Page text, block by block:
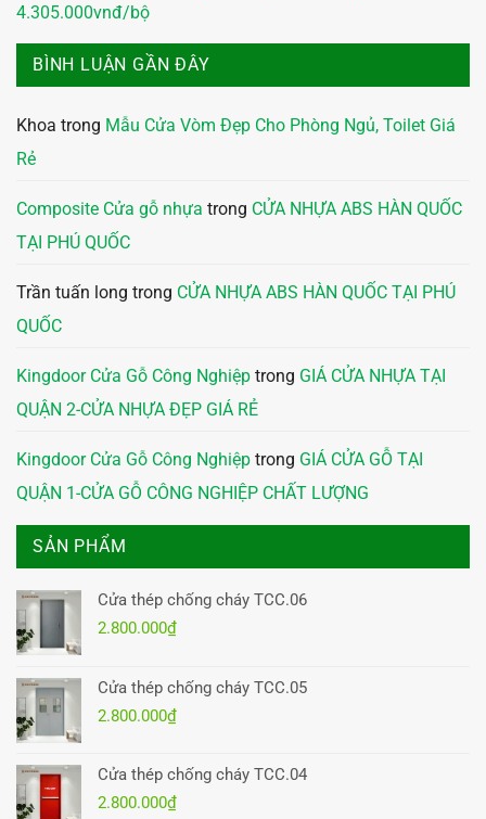
4.305.000vnđ/bộ
BÌNH LUẬN GẦN ĐÂY
Khoa trong Mẫu Cửa Vòm Đẹp Cho Phòng Ngủ, Toilet Giá
Rẻ
Composite Cửa gỗ nhựa trong CỬA NHỰA ABS HÀN QUỐC
TẠI PHÚ QUỐC
Trần tuấn long trong CỬA NHỰA ABS HÀN QUỐC TẠI PHÚ
QUỐC
Kingdoor Cửa Gỗ Công Nghiệp trong GIÁ CỬA NHỰA TẠI
QUẬN 2-CỬA NHỰA ĐẸP GIÁ RẺ
Kingdoor Cửa Gỗ Công Nghiệp trong GIÁ CỬA GỖ TẠI
QUẬN 1-CỬA GỖ CÔNG NGHIỆP CHẤT LƯỢNG
SẢN PHẨM
Cửa thép chống cháy TCC.06
2.800.000₫
Cửa thép chống cháy TCC.05
2.800.000₫
Cửa thép chống cháy TCC.04
2.800.000₫